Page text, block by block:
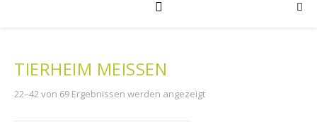
TIERHEIM MEISSEN
22–42 von 69 Ergebnissen werden angezeigt